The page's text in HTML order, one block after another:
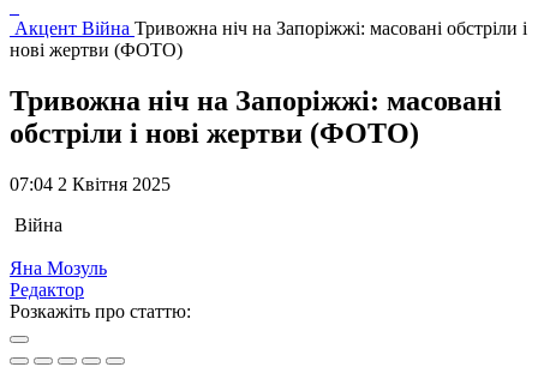
Акцент Війна Тривожна ніч на Запоріжжі: масовані обстріли і
нові жертви (ФОТО)
Тривожна ніч на Запоріжжі: масовані
обстріли і нові жертви (ФОТО)
07:04 2 Квітня 2025
Війна
Яна Мозуль
Редактор
Розкажіть про статтю: